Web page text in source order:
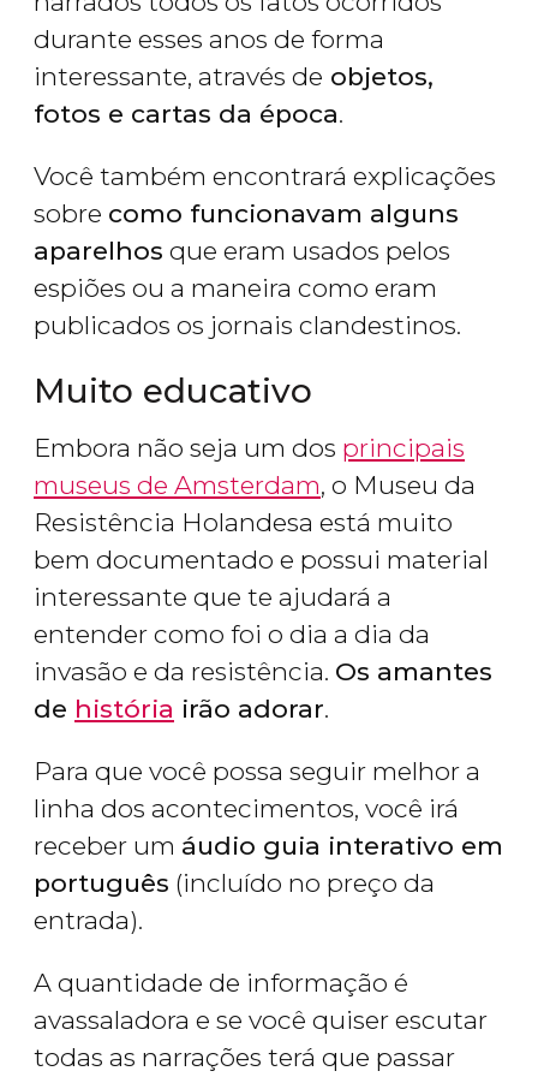
durante esses anos de forma
interessante, através de objetos,
fotos e cartas da época.
Você também encontrará explicações
sobre como funcionavam alguns
aparelhos que eram usados pelos
espiões ou a maneira como eram
publicados os jornais clandestinos.
Muito educativo
Embora não seja um dos principais
museus de Amsterdam, o Museu da
Resistência Holandesa está muito
bem documentado e possui material
interessante que te ajudará a
entender como foi o dia a dia da
invasão e da resistência. Os amantes
de história irão adorar.
Para que você possa seguir melhor a
linha dos acontecimentos, você irá
receber um áudio guia interativo em
português (incluído no preço da
entrada).
A quantidade de informação é
avassaladora e se você quiser escutar
todas as narrações terá que passar